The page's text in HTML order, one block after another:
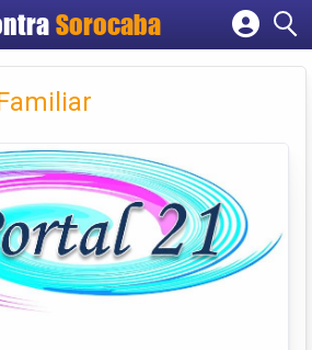
Sorocaba
Cadastrar empresa
Criar conta